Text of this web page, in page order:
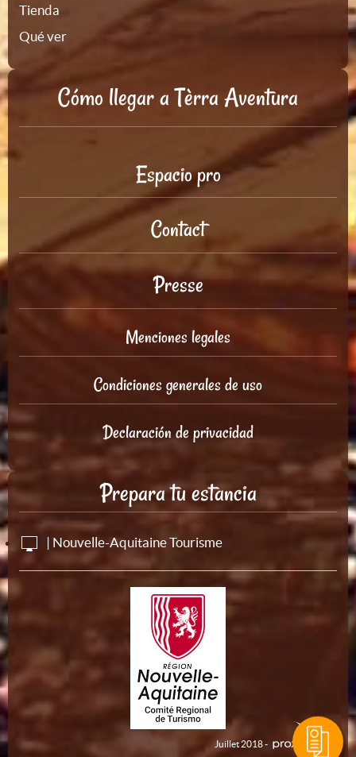
Tienda
Qué ver
Cómo llegar a Tèrra Aventura
Espacio pro
Contact
Presse
Menciones legales
Condiciones generales de uso
Declaración de privacidad
Prepara tu estancia
| Nouvelle-Aquitaine Tourisme
Juillet 2018 -